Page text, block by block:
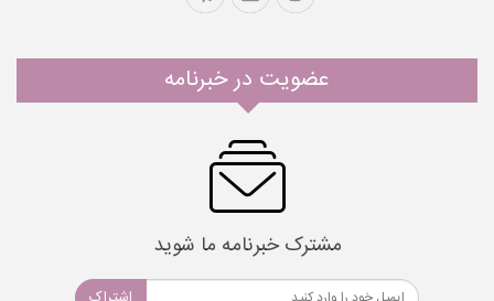
عضویت در خبرنامه
مشترک خبرنامه ما شوید